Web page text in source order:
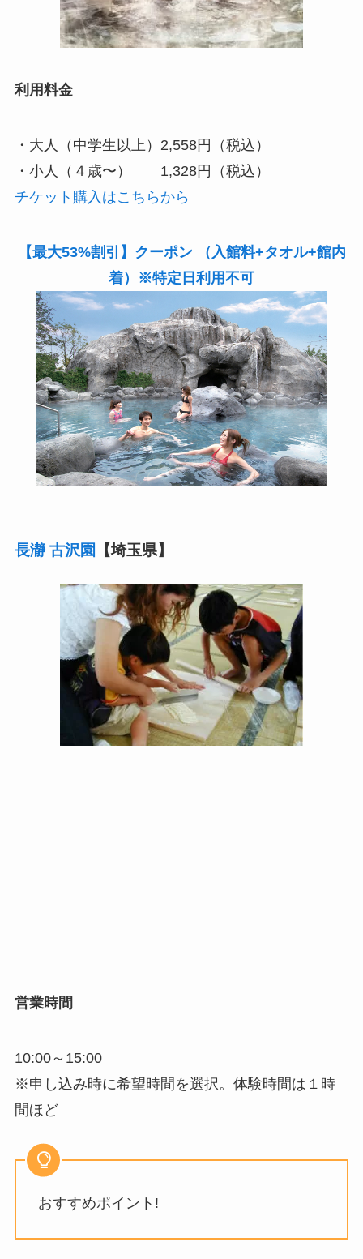
利用料金
・大人（中学生以上）2,558円（税込）
・小人（４歳〜） 1,328円（税込）
チケット購入はこちらから
【最大53%割引】クーポン （入館料+タオル+館内
着）※特定日利用不可
長瀞 古沢園 【埼玉県】
営業時間
10:00～15:00
※申し込み時に希望時間を選択。体験時間は１時
間ほど
おすすめポイント!